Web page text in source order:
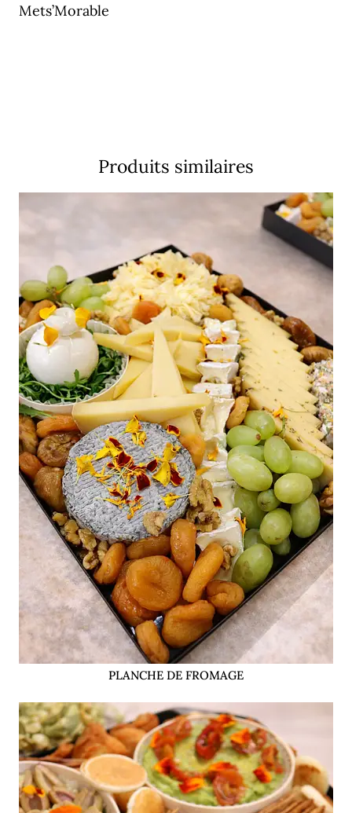
Mets’Morable
Produits similaires
PLANCHE DE FROMAGE